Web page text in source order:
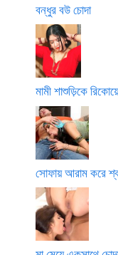
বন্ধুর বউ চোদা
মামী শাশুড়িকে
সোফায় আরাম করে